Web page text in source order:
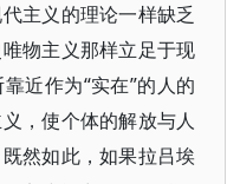
主义的理论一样缺乏
物主义那样立足于现
近作为“实在”的人的
，使个体的解放与人
然如此，如果拉吕埃